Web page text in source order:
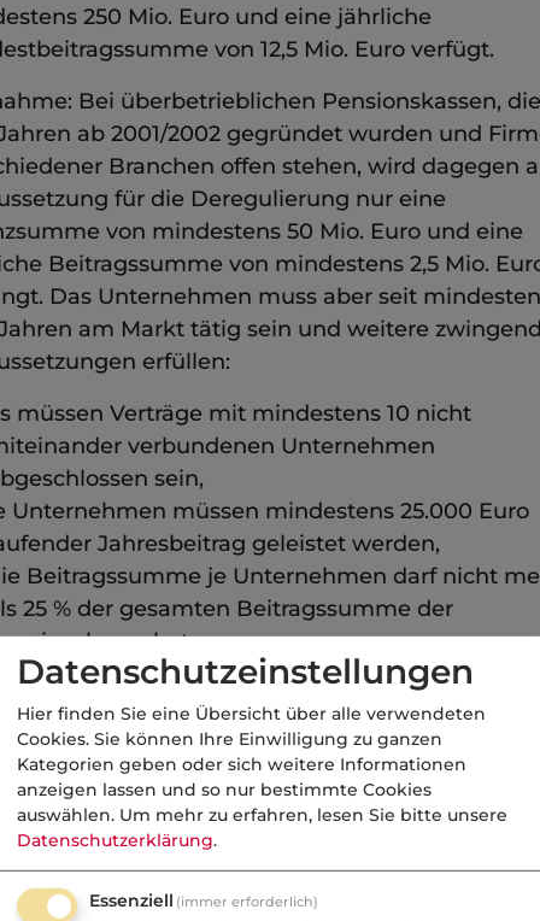
250 Mio. Euro und eine jährliche
von 12,5 Mio. Euro verfügt.
Bei überbetrieblichen Pensionskassen,
ab 2001/2002 gegründet wurden und
Branchen offen stehen, wird dagegen
für die Deregulierung nur eine
von mindestens 50 Mio. Euro und eine
Beitragssumme von mindestens 2,5 Mio.
Das Unternehmen muss aber seit
am Markt tätig sein und weitere
erfüllen:
müssen Verträge mit mindestens 10 nicht
verbundenen Unternehmen
sein,
Unternehmen müssen mindestens 25.000 Euro
Jahresbeitrag geleistet werden,
Beitragssumme je Unternehmen darf nicht
25 % der gesamten Beitragssumme der
betragen.
haben deregulierte Pensionskassen ähnliche
wie Lebensversicherer. Sie
allerdings, anders als regulierte
auch der
und dürfen im
nur mit Tarifen arbeiten, die mit dem
Höchstrechnungszins (derzeit 2,75 %)
Datenschutzeinstellungen
Hier finden Sie eine Übersicht über alle verwendeten
Cookies. Sie können Ihre Einwilligung zu ganzen
Kategorien geben oder sich weitere Informationen
anzeigen lassen und so nur bestimmte Cookies
auswählen. Um mehr zu erfahren, lesen Sie bitte unsere
Datenschutzerklärung.
Essenziell (immer erforderlich)